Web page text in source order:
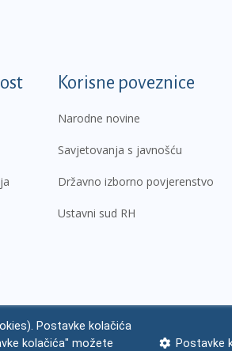
Korisne poveznice
Narodne novine
Savjetovanja s javnošću
Državno izborno povjerenstvo
Ustavni sud RH
Zaštita osobnih podataka Impressum
Postavke kolačića
kolačića" možete
Postavke